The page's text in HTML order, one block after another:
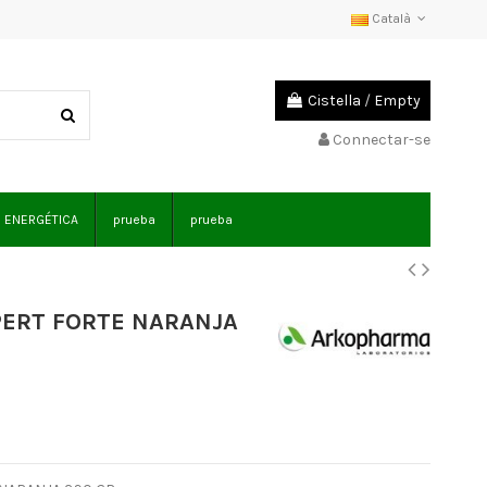
Català
Cistella / Empty
Connectar-se
prueba prueba
FORTE NARANJA